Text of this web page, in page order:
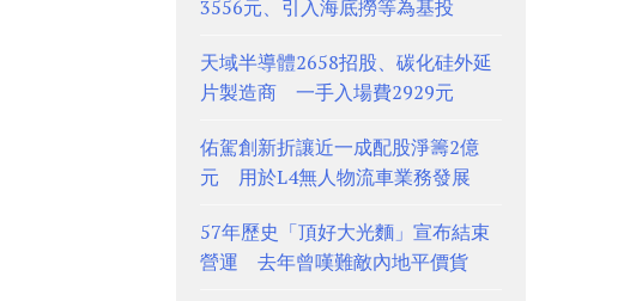
3556元、引入海底撈等為基投
天域半導體2658招股、碳化硅外延
片製造商 一手入場費2929元
佑駕創新折讓近一成配股淨籌2億
元 用於L4無人物流車業務發展
57年歷史「頂好大光麵」宣布結束
營運 去年曾嘆難敵內地平價貨